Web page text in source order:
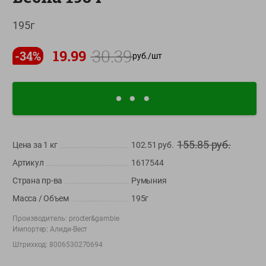
Мой Green
Приложение Green c
App
Google
+375 44 560-60-61
Время работы Call-центра: Пн.- Пт. с 09.00 до 17.00, СБ, ВС -
shop@green-market.by
Пишите нам свои вопросы, предложения и комментарии
195г
-34% 19.99 30.39руб./шт
Цена за 1 кг 102.51 руб. 155.85руб.
Артикул
1617544
Страна пр-ва
Румыния
Масса / Объем
195г
Производитель: procter&gamble
Импортер:Алиди-Вест
Штрихкод: 8006530270694